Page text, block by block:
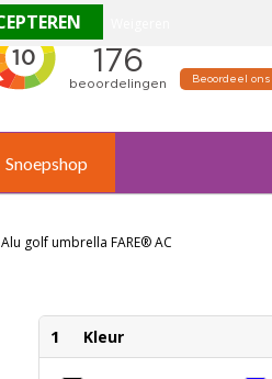
Snoepshop
Alu golf umbrella FARE® AC
1 Kleur